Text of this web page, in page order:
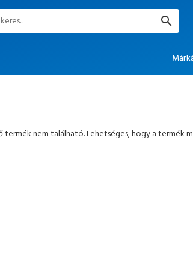
nem található. Lehetséges, hogy a termék